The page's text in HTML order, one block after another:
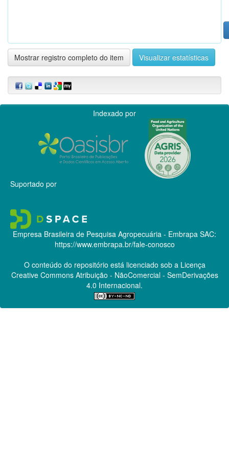
Mostrar registro completo do item Visualizar estatísticas
Indexado por
Suportado por
Empresa Brasileira de Pesquisa Agropecuária - Embrapa SAC:
https://www.embrapa.br/fale-conosco
O conteúdo do repositório está licenciado sob a Licença
Creative CommonsAtribuição - NãoComercial - SemDerivações
4.0 Internacional.